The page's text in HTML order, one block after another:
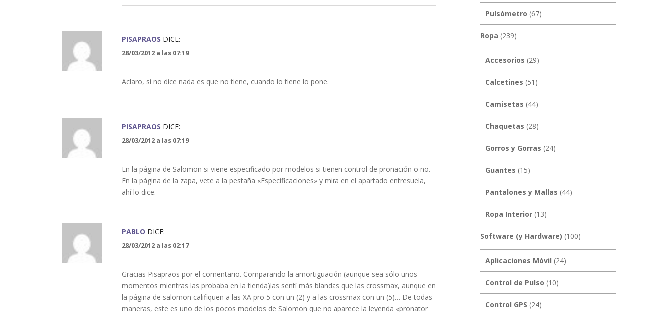
PISAPRAOS DICE:
28/03/2012 a las 07:19
Aclaro, si no dice nada es que no tiene, cuando lo tiene lo pone.
PISAPRAOS DICE:
28/03/2012 a las 07:19
En la página de Salomon si viene especificado por modelos si tienen control de pronación o no.
En la página de la zapa, vete a la pestaña «Especificaciones» y mira en el apartado entresuela,
ahí lo dice.
PABLO DICE:
28/03/2012 a las 02:17
Gracias Pisapraos por el comentario. Comparando la amortiguación (aunque sea sólo unos
momentos mientras las probaba en la tienda)las sentí más blandas que las crossmax, aunque en
la página de salomon califiquen a las XA pro 5 con un (2) y a las crossmax con un (5)… De todas
maneras, este es uno de los pocos modelos de Salomon que no aparece la leyenda «pronator
Pulsómetro (67)
Ropa (239)
Accesorios (29)
Calcetines (51)
Camisetas (44)
Chaquetas (28)
Gorros y Gorras (24)
Guantes (15)
Pantalones y Mallas (44)
Ropa Interior(13)
Software (y Hardware) (100)
Aplicaciones Móvil (24)
Control de Pulso (10)
Control GPS (24)